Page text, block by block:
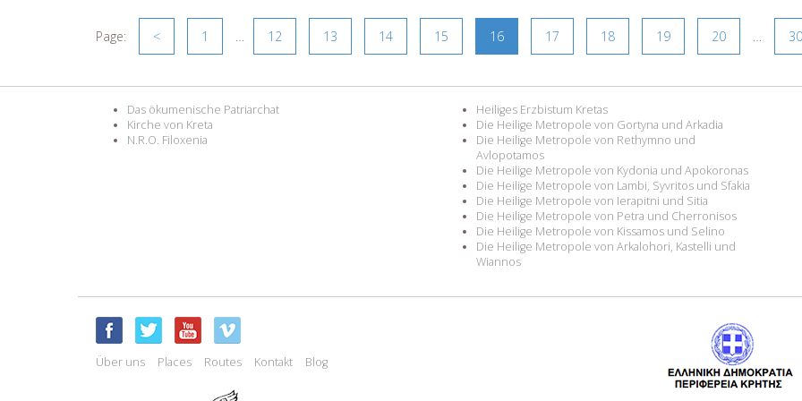
Page: < 1 … 12 13 14 15 16 17 18 19 20 … 30
Das ökumenische Patriarchat
Kirche von Kreta
N.R.O. Filoxenia
Heiliges Erzbistum Kretas
Die Heilige Metropole von Gortyna und Arkadia
Die Heilige Metropole von Rethymno und
Avlopotamos
Die Heilige Metropole von Kydonia und Apokoronas
Die Heilige Metropole von Lambi, Syvritos und Sfakia
Die Heilige Metropole von Ierapitni und Sitia
Die Heilige Metropole von Petra und Cherronisos
Die Heilige Metropole von Kissamos und Selino
Die Heilige Metropole von Arkalohori, Kastelli und
Wiannos
Über uns Places Routes Kontakt Blog